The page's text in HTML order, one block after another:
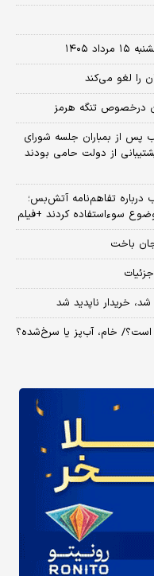
۱۴۰۵
را لغو می‌کند
درخصوص تنگه هرمز
پس از بمباران جلسه شورای
از دولت حامی بودند
درباره تفاهم‌نامه آتش‌بس؛
سوءاستفاده کردند +فیلم
باخت
خام، آب‌پز یا سرخ‌شده؟